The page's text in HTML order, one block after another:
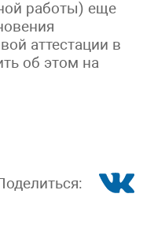
работы) еще
аттестации в
об этом на